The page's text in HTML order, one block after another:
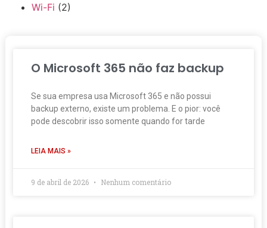
Wi-Fi (2)
O Microsoft 365 não faz backup
Se sua empresa usa Microsoft 365 e não possui
backup externo, existe um problema. E o pior: você
pode descobrir isso somente quando for tarde
LEIA MAIS »
9 de abril de 2026 Nenhum comentário